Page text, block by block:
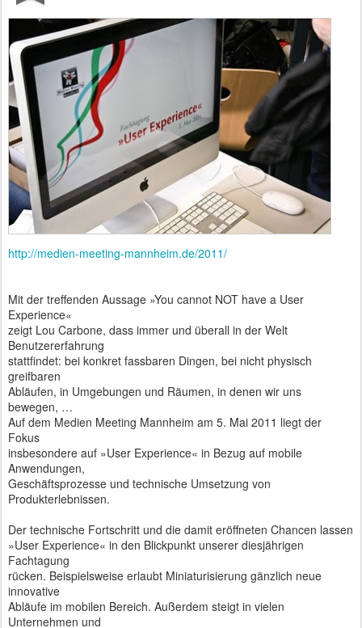
http://medien-meeting-mannheim.de/2011/
Mit der treffenden Aussage »You cannot NOT have a User
Experience«
zeigt Lou Carbone, dass immer und überall in der Welt
Benutzererfahrung
stattfindet: bei konkret fassbaren Dingen, bei nicht physisch
greifbaren
Abläufen, in Umgebungen und Räumen, in denen wir uns
bewegen, …
Auf dem Medien Meeting Mannheim am 5. Mai 2011 liegt der
Fokus
insbesondere auf »User Experience« in Bezug auf mobile
Anwendungen,
Geschäftsprozesse und technische Umsetzung von
Produkterlebnissen.
Der technische Fortschritt und die damit eröffneten Chancen lassen
»User Experience« in den Blickpunkt unserer diesjährigen
Fachtagung
rücken. Beispielsweise erlaubt Miniaturisierung gänzlich neue
innovative
Abläufe im mobilen Bereich. Außerdem steigt in vielen
Unternehmen und